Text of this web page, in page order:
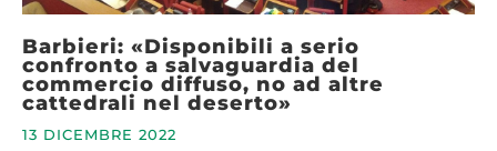
Barbieri: «Disponibili a serio
confronto a salvaguardia del
commercio diffuso, no ad altre
cattedrali nel deserto»
13 DICEMBRE 2022